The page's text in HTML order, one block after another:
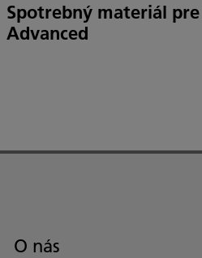
Spotrebný materiál pre
Advanced
O nás